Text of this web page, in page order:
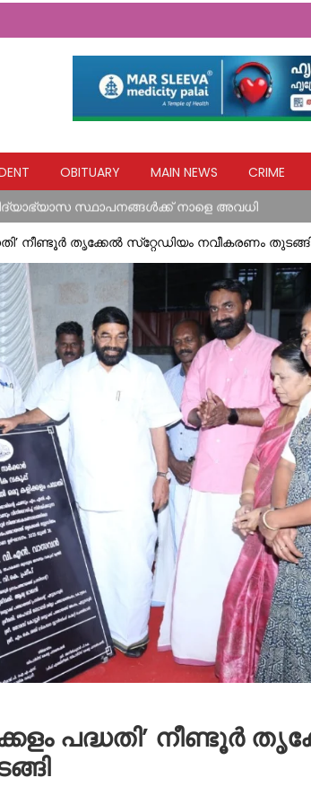
OBITUARY MAIN NEWS CRIME
സ്ഥാപനങ്ങൾക്ക് നാളെ അവധി
സർക്കാരിന്റെ അനാസ്ഥയുടെ ഫലം;
ചുവട് ഇളകിയ നിലയിൽ
ആരോഗ്യ സേവനങ്ങളുമായി മാർ സ്ലീവാ
കിറ്റുകൾ വിതരണം ചെയ്തു
നീണ്ടൂർ തൃക്കേൽ സ്‌റ്റേഡിയം നവീകരണം
പദ്ധതി’ നീണ്ടൂർ